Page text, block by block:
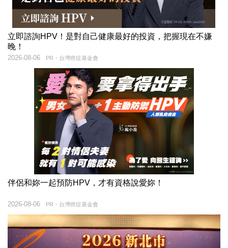
立即諮詢HPV！是對自己健康最好的投資，把握現在不嫌
晚！
PR・台灣癌症基金會
2026-08-06
伴侶和妳一起預防HPV，才有資格說愛妳！
PR・台灣癌症基金會
2026-08-06